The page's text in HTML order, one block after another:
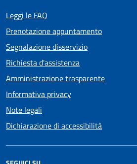
Leggi le FAQ
Prenotazione appuntamento
Segnalazione disservizio
Richiesta d'assistenza
Amministrazione trasparente
Informativa privacy
Note legali
Dichiarazione di accessibilità